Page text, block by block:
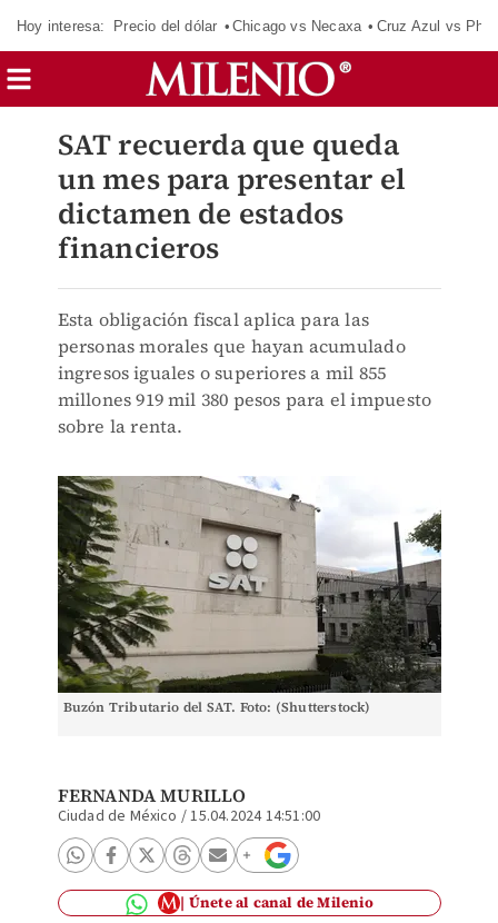
Hoy interesa: Precio del dólar Chicago vs Necaxa Cruz Azul vs
SAT recuerda que queda
un mes para presentar el
dictamen de estados
financieros
Esta obligación fiscal aplica para las
personas morales que hayan acumulado
ingresos iguales o superiores a mil 855
millones 919 mil 380 pesos para el impuesto
sobre la renta.
Buzón Tributario del SAT. Foto: (Shutterstock)
FERNANDA MURILLO
Ciudad de México /15.04.2024 14:51:00
Únete al canal de Milenio